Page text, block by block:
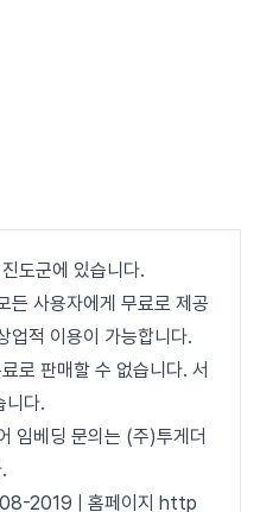
도군에 있습니다.
든 사용자에게 무료로 제공
업적 이용이 가능합니다.
로 판매할 수 없습니다. 서
니다.
임베딩 문의는 (주)투게더
2019 | 홈페이지 http